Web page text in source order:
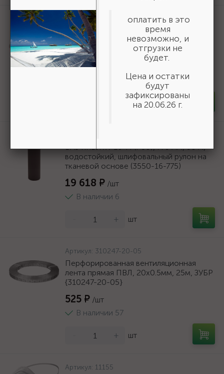
Артикул:50269
Шнур хозяйственный СИБИН,
полиэфирный, длина 25 м, диаметр -
9мм {50269}
166 ₽ /шт
шт
БАЗ KK19XW 16-H (Р80), 775 мм, 30 м,
водостойкий, шлифовальный рулон на
тканевой основе (3550-16-775)
19 618 ₽ /шт
В наличии 6
+ шт
Артикул: 310247-20-05
Перфорированная вентиляционная
лента прямая ПВЛ, 20х0.5мм, 25м, ЗУБР
{310247-20-05}
525 ₽ /шт
В наличии 57
+ шт
Артикул: 11155
оплатить в это
время
невозможно, и
отгрузки не
будет.
Цена и остатки
будут
зафиксированы
на 20.06.26 г.